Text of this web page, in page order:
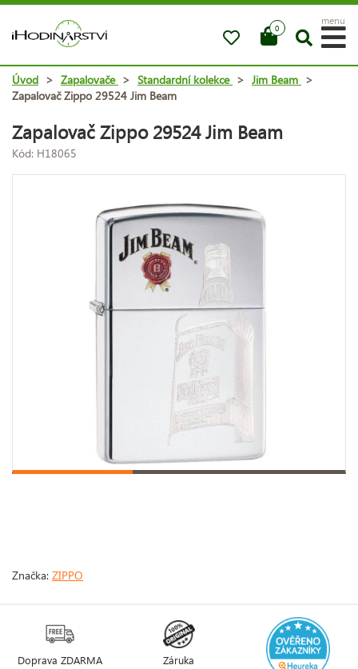
0
menu
Úvod > Zapalovače > Standardní kolekce > Jim Beam >
Zapalovač Zippo 29524 Jim Beam
Zapalovač Zippo 29524 Jim Beam
Kód: H18065
Značka: ZIPPO
Doprava ZDARMA
Záruka